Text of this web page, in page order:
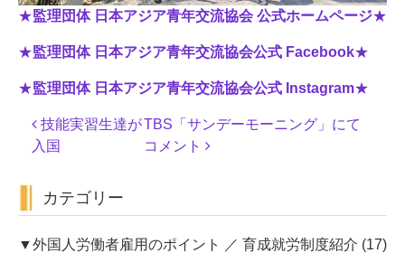
★監理団体 日本アジア青年交流協会 公式ホームページ★
★監理団体 日本アジア青年交流協会公式 Facebook★
★監理団体 日本アジア青年交流協会公式 Instagram★
投
稿
ビ
ゲ
シ
技能実習生達が
入国
TBS「サンデーモーニング」にて
コメント
カテゴリー
▼外国人労働者雇用のポイント ／ 育成就労制度紹介 (17)